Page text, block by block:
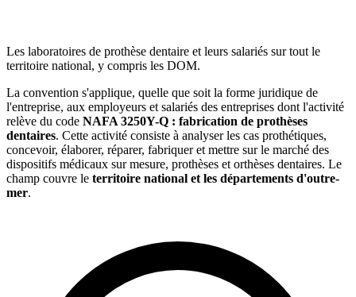
Les laboratoires de prothèse dentaire et leurs salariés sur tout le
territoire national, y compris les DOM.
La convention s'applique, quelle que soit la forme juridique de
l'entreprise, aux employeurs et salariés des entreprises dont l'activité
relève du code NAFA 3250Y-Q : fabrication de prothèses
dentaires. Cette activité consiste à analyser les cas prothétiques,
concevoir, élaborer, réparer, fabriquer et mettre sur le marché des
dispositifs médicaux sur mesure, prothèses et orthèses dentaires. Le
champ couvre le territoire national et les départements d'outre-
mer.